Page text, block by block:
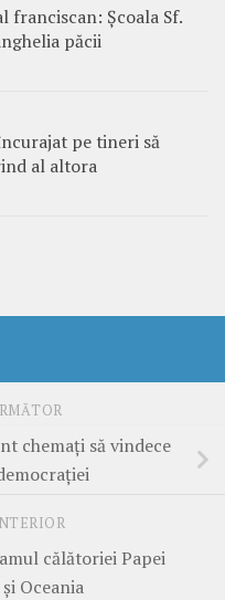
Școala Sf.
păcii
pe tineri să
al altora
chemați să vindece
călătoriei Papei
Oceania